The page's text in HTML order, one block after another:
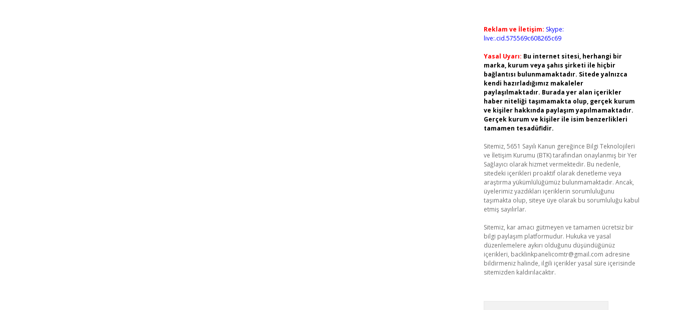
Reklam ve İletişim: Skype:
live:.cid.575569c608265c69
Yasal Uyarı: Bu internet sitesi, herhangi bir
marka, kurum veya şahıs şirketi ile hiçbir
bağlantısı bulunmamaktadır. Sitede yalnızca
kendi hazırladığımız makaleler
paylaşılmaktadır. Burada yer alan içerikler
haber niteliği taşımamakta olup, gerçek kurum
ve kişiler hakkında paylaşım yapılmamaktadır.
Gerçek kurum ve kişiler ile isim benzerlikleri
tamamen tesadüfidir.
Sitemiz, 5651 Sayılı Kanun gereğince Bilgi Teknolojileri
ve İletişim Kurumu (BTK) tarafından onaylanmış bir Yer
Sağlayıcı olarak hizmet vermektedir. Bu nedenle,
sitedeki içerikleri proaktif olarak denetleme veya
araştırma yükümlülüğümüz bulunmamaktadır. Ancak,
üyelerimiz yazdıkları içeriklerin sorumluluğunu
taşımakta olup, siteye üye olarak bu sorumluluğu kabul
etmiş sayılırlar.
Sitemiz, kar amacı gütmeyen ve tamamen ücretsiz bir
bilgi paylaşım platformudur. Hukuka ve yasal
düzenlemelere aykırı olduğunu düşündüğünüz
içerikleri, backlinkpanelicomtr@gmail.com adresine
bildirmeniz halinde, ilgili içerikler yasal süre içerisinde
sitemizden kaldırılacaktır.